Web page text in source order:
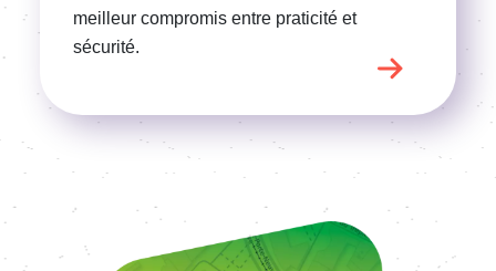
meilleur compromis entre praticité et
sécurité.